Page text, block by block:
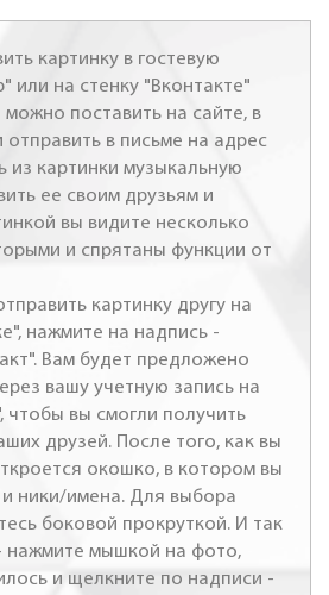
картинку в гостевую
или на стенку "Вконтакте"
поставить на сайте, в
отправить в письме на адрес
из картинки музыкальную
ее своим друзьям и
вы видите несколько
и спрятаны функции от
картинку другу на
нажмите на надпись -
Вам будет предложено
вашу учетную запись на
чтобы вы смогли получить
друзей. После того, как вы
окошко, в котором вы
и ники/имена. Для выбора
боковой прокруткой. И так
нажмите мышкой на фото,
и щелкните по надписи -